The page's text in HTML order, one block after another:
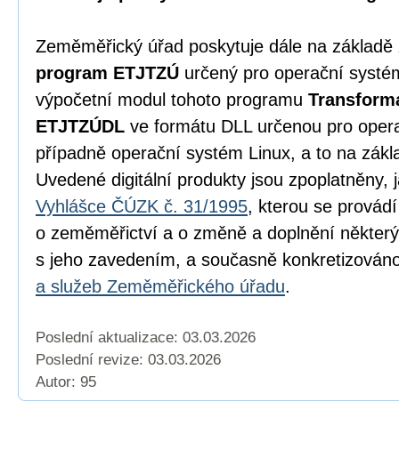
Zeměměřický úřad poskytuje dále na
program ETJTZÚ určený pro operační
výpočetní modul tohoto programu
ETJTZÚDL ve formátu DLL určenou pro
případně operační systém Linux, a to na
Uvedené digitální produkty jsou zpoplatněny,
Vyhlášce ČÚZK č. 31/1995, kterou se
o zeměměřictví a o změně a doplnění
s jeho zavedením, a současně
a služeb Zeměměřického úřadu.
Poslední aktualizace: 03.03.2026
Poslední revize: 03.03.2026
Autor: 95